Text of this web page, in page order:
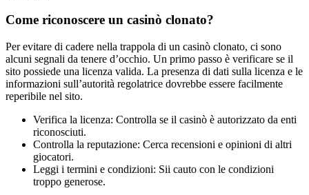
Come riconoscere un casinò clonato?
Per evitare di cadere nella trappola di un casinò clonato, ci sono
alcuni segnali da tenere d’occhio. Un primo passo è verificare se il
sito possiede una licenza valida. La presenza di dati sulla licenza e le
informazioni sull’autorità regolatrice dovrebbe essere facilmente
reperibile nel sito.
Verifica la licenza: Controlla se il casinò è autorizzato da enti
riconosciuti.
Controlla la reputazione: Cerca recensioni e opinioni di altri
giocatori.
Leggi i termini e condizioni: Sii cauto con le condizioni
troppo generose.